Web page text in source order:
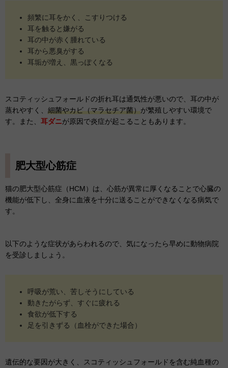
頻繁に耳をかく、こすりつける
耳を触ると嫌がる
耳の中が赤く腫れている
耳から悪臭がする
耳垢が増え、黒っぽくなる
スコティッシュフォールドの折れ耳は通気性が悪いので、耳の中が
蒸れやすく、 細菌やカビ（マラセチア菌）が繁殖しやすい環境で
す。また、 耳ダニが原因で炎症が起こることもあります。
肥大型心筋症
猫の肥大型心筋症（HCM）は、心筋が異常に厚くなることで心臓の
機能が低下し、全身に血液を十分に送ることができなくなる病気で
す。
以下のような症状があらわれるので、気になったら早めに動物病院
を受診しましょう。
呼吸が荒い、苦しそうにしている
動きたがらず、すぐに疲れる
食欲が低下する
足を引きずる（血栓ができた場合）
遺伝的な要因が大きく、スコティッシュフォールドを含む純血種の